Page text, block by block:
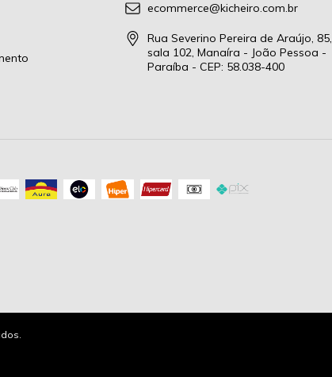
ecommerce@kicheiro.com.br
Rua Severino Pereira de Araújo, 85,
sala 102, Manaíra - João Pessoa -
Paraíba - CEP: 58.038-400